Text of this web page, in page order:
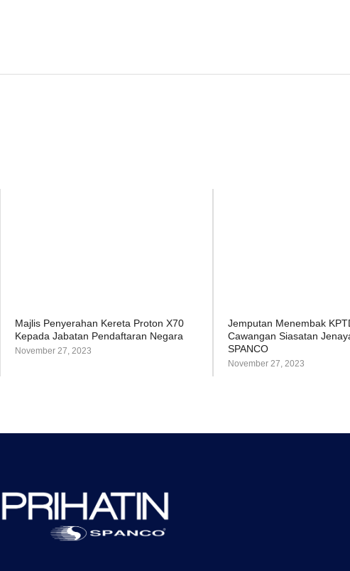
Majlis Penyerahan Kereta Proton X70
Kepada Jabatan Pendaftaran Negara
November 27, 2023
Jemputan Menembak
Cawangan Siasatan
SPANCO
November 27, 2023